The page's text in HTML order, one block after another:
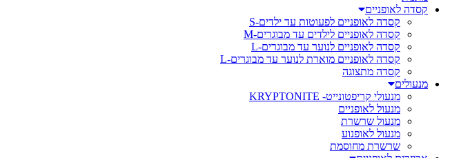
קסדה לאופניים
קסדה לאופניים לפעוטות עד ילדים-S
קסדה לאופניים לילדים עד מבוגרים-M
קסדה לאופניים לנוער עד מבוגרים-L
קסדה לאופניים מוארת לנוער עד מבוגרים-L
קסדה מתצוגה
מנעולים
מנעולי קריפטונייט- KRYPTONITE
מנעול לאופניים
מנעול שרשרת
מנעול לאופנוע
שרשרת מחוסמת